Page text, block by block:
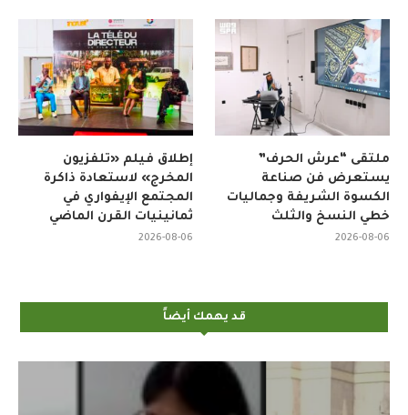
إطلاق فيلم «تلفزيون
المخرج» لاستعادة ذاكرة
المجتمع الإيفواري في
ثمانينيات القرن الماضي
2026-08-06
ملتقى “عرش الحرف”
يستعرض فن صناعة
الكسوة الشريفة وجماليات
خطي النسخ والثلث
2026-08-06
قد يهمك أيضاً